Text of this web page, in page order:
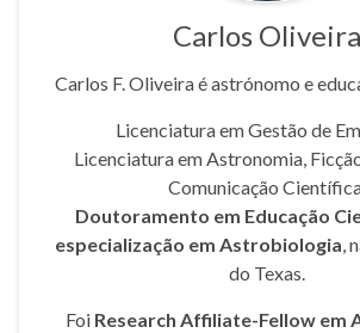
Carlos Oliveira
Carlos F. Oliveira é astrónomo e
Licenciatura em Gestão de
Licenciatura em Astronomia,
Comunicação
Doutoramento em Educação
especialização em Astrobiologia,
do Texas.
Foi Research Affiliate-Fellow em